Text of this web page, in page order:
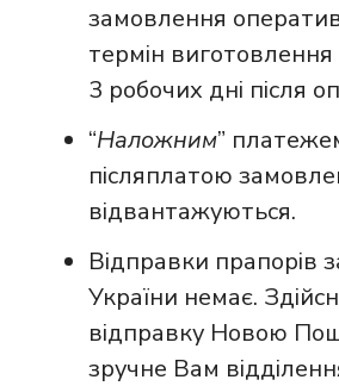
замовлення
термін
3 робочих дні після
“Наложним”
післяплатою
відвантажуються.
Відправки прапорів
України немає.
відправку Новою
зручне Вам